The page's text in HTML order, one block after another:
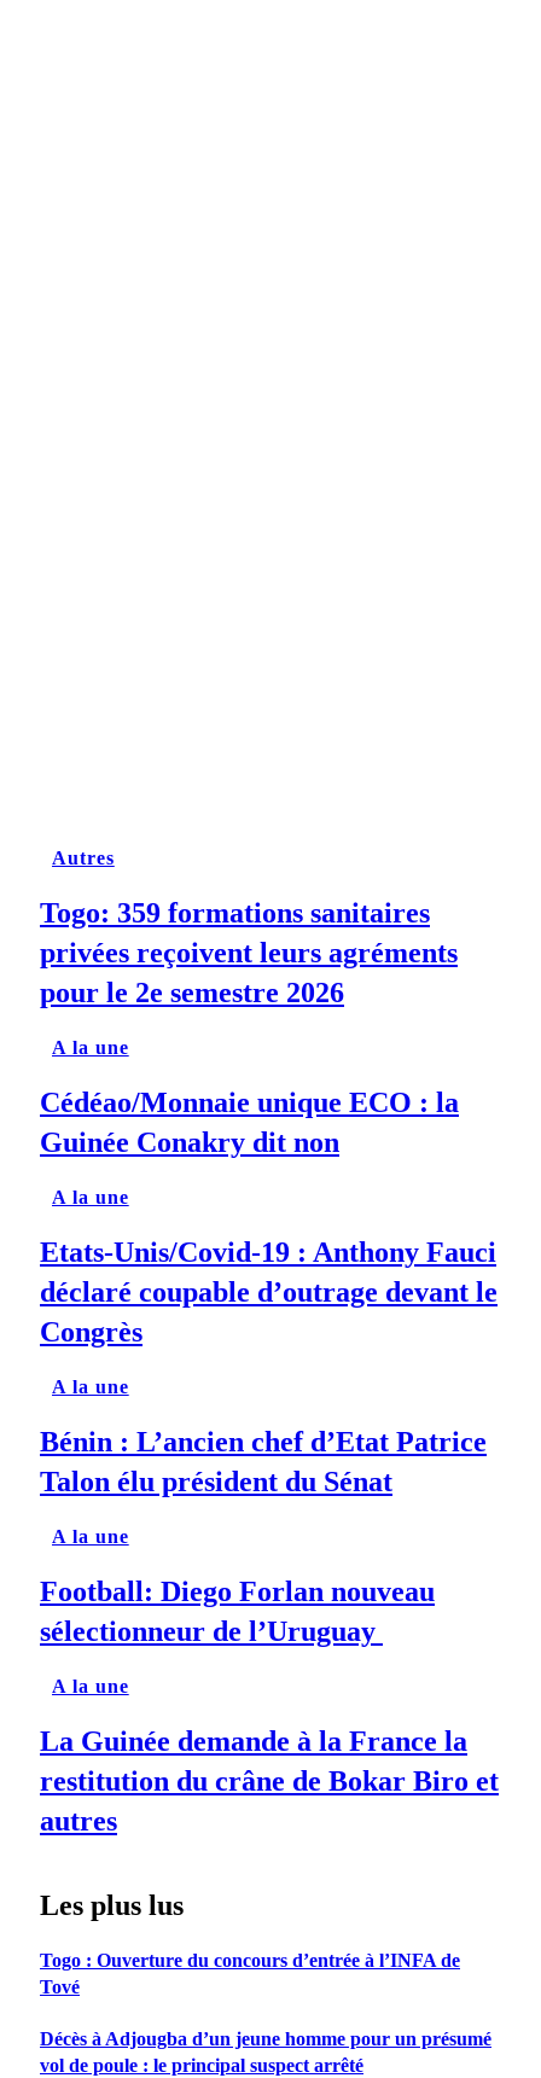
Autres
Togo: 359 formations sanitaires
privées reçoivent leurs agréments
pour le 2e semestre 2026
A la une
Cédéao/Monnaie unique ECO : la
Guinée Conakry dit non
A la une
Etats-Unis/Covid-19 : Anthony Fauci
déclaré coupable d’outrage devant le
Congrès
A la une
Bénin : L’ancien chef d’Etat Patrice
Talon élu président du Sénat
A la une
Football: Diego Forlan nouveau
sélectionneur de l’Uruguay
A la une
La Guinée demande à la France la
restitution du crâne de Bokar Biro et
autres
Les plus lus
Togo : Ouverture du concours d’entrée à l’INFA de
Tové
Décès à Adjougba d’un jeune homme pour un présumé
vol de poule : le principal suspect arrêté